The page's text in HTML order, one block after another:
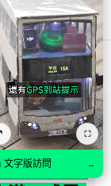
e-tron 迷
⛶
文字版訪問 →